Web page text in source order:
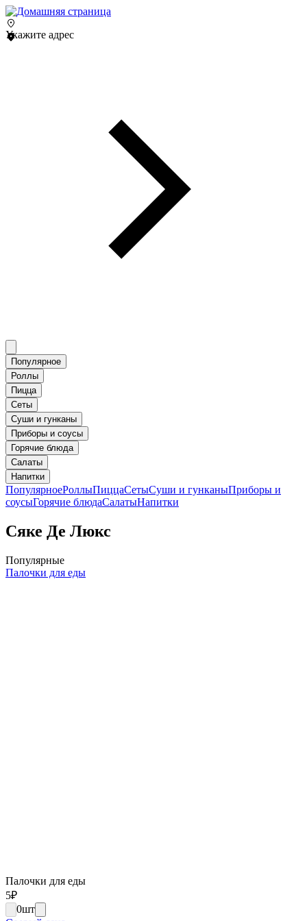
Укажите адрес
Популярное
Роллы
Пицца
Сеты
Суши и гунканы
Приборы и соусы
Горячие блюда
Салаты
Напитки
ПопулярноеРоллыПиццаСетыСуши и гунканыПриборы и
соусыГорячие блюдаСалатыНапитки
Сяке Де Люкс
Популярные
Палочки для еды
Палочки для еды
5₽
0шт